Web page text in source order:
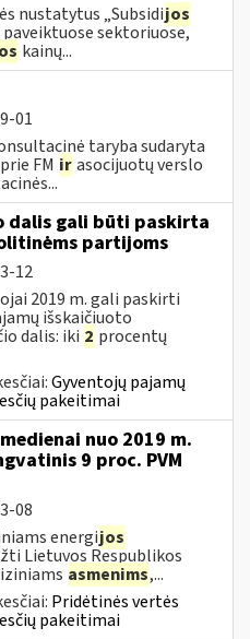
nustatytus „Subsidijos
sektoriuose,
kainų...
01
taryba sudaryta
FM irasocijuotų verslo
dalis gali būti paskirta
partijoms
12
2019 m. gali paskirti
išskaičiuoto
dalis: iki 2 procentų
Gyventojų pajamų
pakeitimai
nuo 2019 m.
9 proc. PVM
08
energijos
Lietuvos Respublikos
asmenims,...
Pridėtinės vertės
pakeitimai